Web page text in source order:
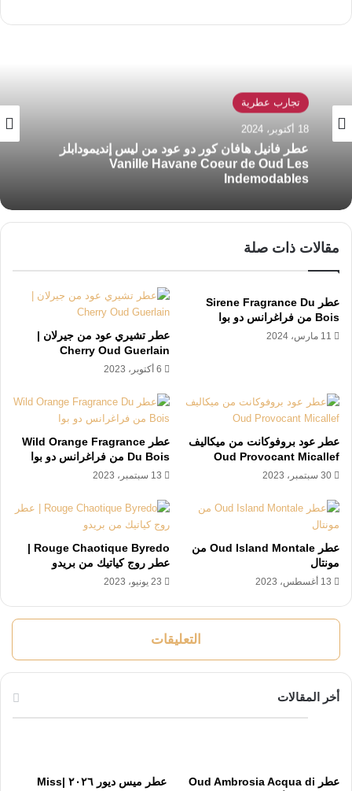
تجارب عطرية
18 أكتوبر، 2024
Indemodables
عطور جديدة
17 سبتمبر، 2024
لابوراتوريو أولفاتيفو
مقالات ذات صلة
عطر Sirene Fragrance Du
Bois من فراغرانس دو بوا
11 مارس، 2024
عطر تشيري عود من جيرلان |
Cherry Oud Guerlain
6 أكتوبر، 2023
عطر عود بروفوكانت من ميكاليف
Oud Provocant Micallef
30 سبتمبر، 2023
عطر Wild Orange Fragrance
Du Bois من فراغرانس دو بوا
13 سبتمبر، 2023
عطر Oud Island Montale من
مونتال
13 أغسطس، 2023
Rouge Chaotique Byredo |
عطر روج كياتيك من بريدو
23 يونيو، 2023
التعليقات
أخر المقالات
عطر Oud Ambrosia Acqua di
عطر ميس ديور ٢٠٢٦ |Miss